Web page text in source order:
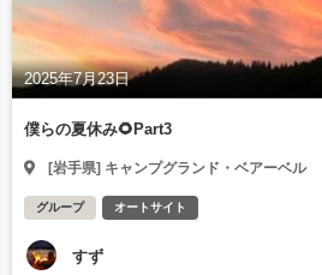
2025年7月23日
僕らの夏休み🌻Part3
[岩手県] キャンプグランド・ベアーベル
グループ オートサイト
すず